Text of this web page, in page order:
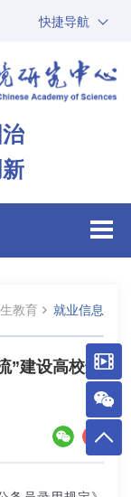
快捷导航
ARP
邮箱
教育 就业信息
”建设高校选